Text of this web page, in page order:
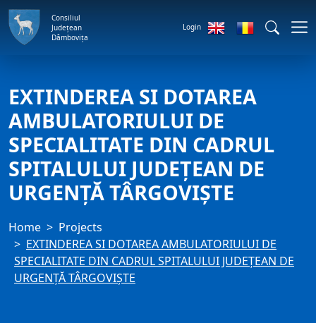
Consiliul
Județean
Dâmbovița
Login
EXTINDEREA SI DOTAREA
AMBULATORIULUI DE
SPECIALITATE DIN CADRUL
SPITALULUI JUDEȚEAN DE
URGENȚĂ TÂRGOVIȘTE
Home
Projects
EXTINDEREA SI DOTAREA AMBULATORIULUI DE
SPECIALITATE DIN CADRUL SPITALULUI JUDEȚEAN DE
URGENȚĂ TÂRGOVIȘTE